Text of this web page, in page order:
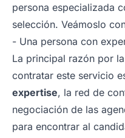
persona especializada
selección. Veámoslo
- Una persona con
La principal razón por
contratar este servicio
expertise, la red de
negociación de las
para encontrar al